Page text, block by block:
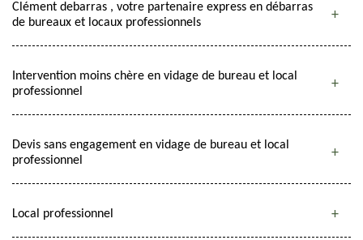
Clément debarras , votre partenaire express en débarras
de bureaux et locaux professionnels
Intervention moins chère en vidage de bureau et local
professionnel
Devis sans engagement en vidage de bureau et local
professionnel
Local professionnel